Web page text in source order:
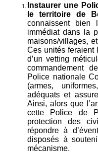
Instaurer une
le territoire de
connaissent
immédiat dans la
maisons/villages,
Ces unités feraient
d’un vetting
commandement
Police nationale
(armes,
adéquats et
Ainsi, alors que
cette Police de
protection des
répondre à
disposés à
mécanisme.